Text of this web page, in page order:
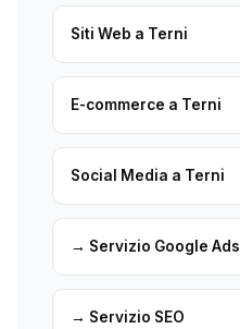
Siti Web a Terni
E-commerce a Terni
Social Media a Terni
→ Servizio Google Ads
→ Servizio SEO